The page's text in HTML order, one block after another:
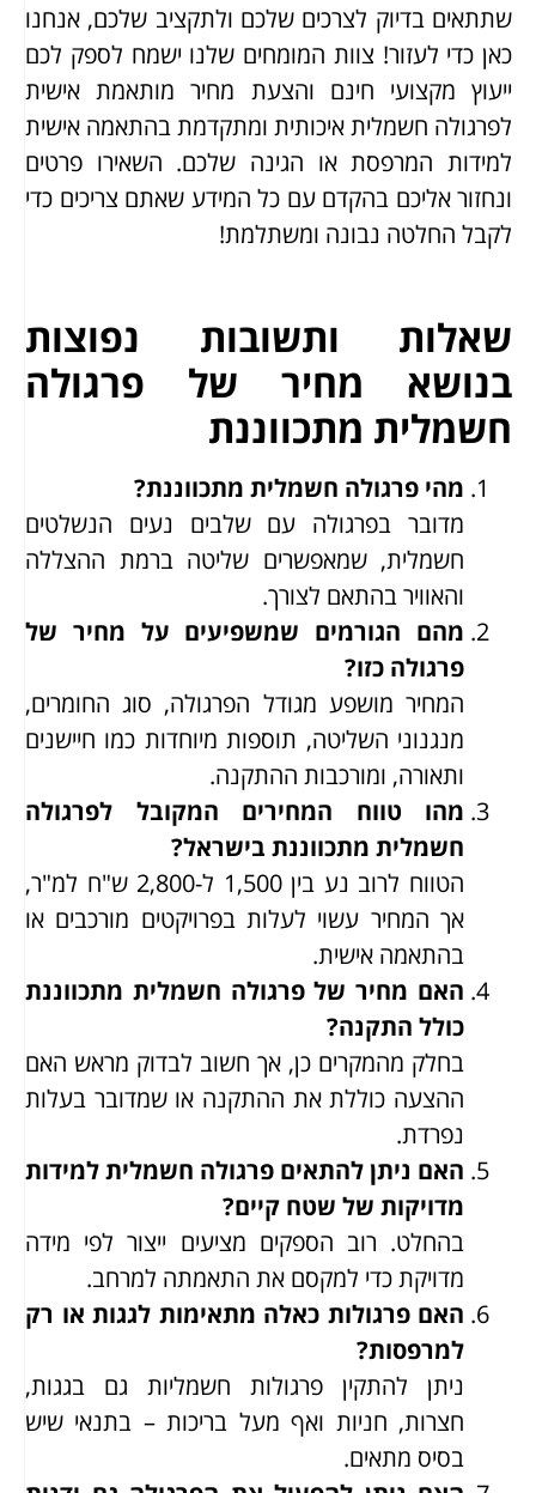
שתתאים בדיוק לצרכים שלכם ולתקציב שלכם, אנחנו
כאן כדי לעזור! צוות המומחים שלנו ישמח לספק לכם
ייעוץ מקצועי חינם והצעת מחיר מותאמת אישית
לפרגולה חשמלית איכותית ומתקדמת בהתאמה אישית
למידות המרפסת או הגינה שלכם. השאירו פרטים
ונחזור אליכם בהקדם עם כל המידע שאתם צריכים כדי
לקבל החלטה נבונה ומשתלמת!
שאלות ותשובות נפוצות
בנושא מחיר של פרגולה
חשמלית מתכווננת
מהי פרגולה חשמלית מתכווננת?
מדובר בפרגולה עם שלבים נעים הנשלטים
חשמלית, שמאפשרים שליטה ברמת ההצללה
והאוויר בהתאם לצורך.
מהם הגורמים שמשפיעים על מחיר של
פרגולה כזו?
המחיר מושפע מגודל הפרגולה, סוג החומרים,
מנגנוני השליטה, תוספות מיוחדות כמו חיישנים
ותאורה, ומורכבות ההתקנה.
מהו טווח המחירים המקובל לפרגולה
חשמלית מתכווננת בישראל?
הטווח לרוב נע בין 1,500 ל-2,800 ש"ח למ"ר,
אך המחיר עשוי לעלות בפרויקטים מורכבים או
בהתאמה אישית.
האם מחיר של פרגולה חשמלית מתכווננת
כולל התקנה?
בחלק מהמקרים כן, אך חשוב לבדוק מראש האם
ההצעה כוללת את ההתקנה או שמדובר בעלות
נפרדת.
האם ניתן להתאים פרגולה חשמלית למידות
מדויקות של שטח קיים?
בהחלט. רוב הספקים מציעים ייצור לפי מידה
מדויקת כדי למקסם את התאמתה למרחב.
האם פרגולות כאלה מתאימות לגגות או רק
למרפסות?
ניתן להתקין פרגולות חשמליות גם בגגות,
חצרות, חניות ואף מעל בריכות – בתנאי שיש
בסיס מתאים.